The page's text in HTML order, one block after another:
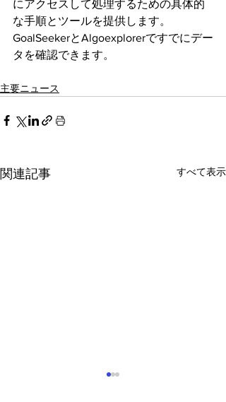
にアクセスして処理するための具体的
な手順とツールを提供します。
GoalSeekerとAlgoexplorerですでにデー
タを確認できます。
主要ニュース
関連記事 すべて表示